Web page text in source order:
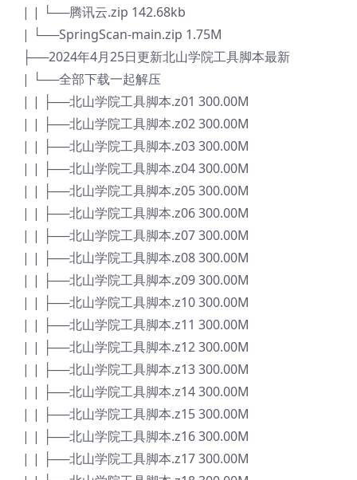
| | └──腾讯云.zip 142.68kb
| └──SpringScan-main.zip 1.75M
├──2024年4月25日更新北山学院工具脚本最新
| └──全部下载一起解压
| | ├──北山学院工具脚本.z01 300.00M
| | ├──北山学院工具脚本.z02 300.00M
| | ├──北山学院工具脚本.z03 300.00M
| | ├──北山学院工具脚本.z04 300.00M
| | ├──北山学院工具脚本.z05 300.00M
| | ├──北山学院工具脚本.z06 300.00M
| | ├──北山学院工具脚本.z07 300.00M
| | ├──北山学院工具脚本.z08 300.00M
| | ├──北山学院工具脚本.z09 300.00M
| | ├──北山学院工具脚本.z10 300.00M
| | ├──北山学院工具脚本.z11 300.00M
| | ├──北山学院工具脚本.z12 300.00M
| | ├──北山学院工具脚本.z13 300.00M
| | ├──北山学院工具脚本.z14 300.00M
| | ├──北山学院工具脚本.z15 300.00M
| | ├──北山学院工具脚本.z16 300.00M
| | ├──北山学院工具脚本.z17 300.00M